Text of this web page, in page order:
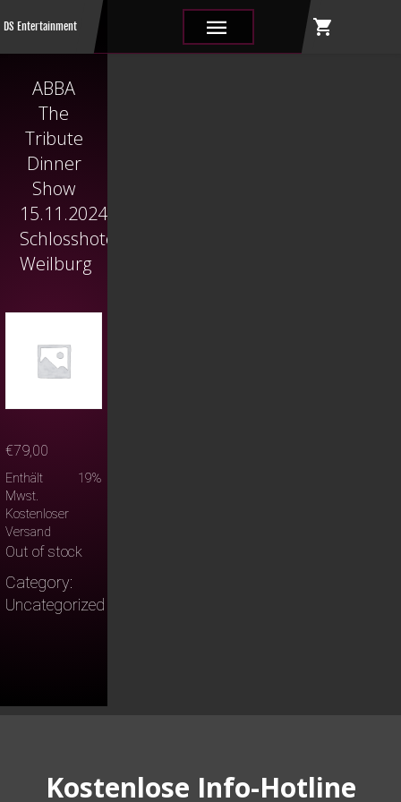
DS Entertainment ||| shopping_cart
ABBA
The
Tribute
Dinner
Show
15.11.2024
Schlosshotel
Weilburg
€79,00
Enthält 19%
Mwst.
Kostenloser
Versand
Out of stock
Category:
Uncategorized
Kostenlose Info-Hotline